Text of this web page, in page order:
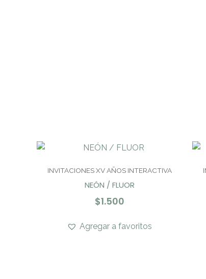
INVITACIONES XV AÑOS INTERACTIVA
NEÓN / FLUOR
$1.500
Agregar a favoritos